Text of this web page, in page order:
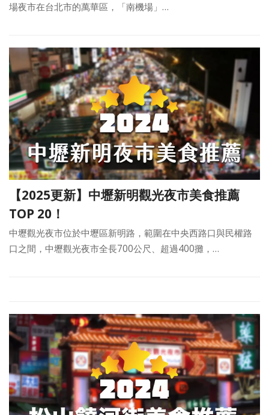
場夜市在台北市的萬華區，「南機場」…
【2025更新】中壢新明觀光夜市美食推薦
TOP 20！
中壢觀光夜市位於中壢區新明路，範圍在中央西路口與民權路
口之間，中壢觀光夜市全長700公尺、超過400攤，…